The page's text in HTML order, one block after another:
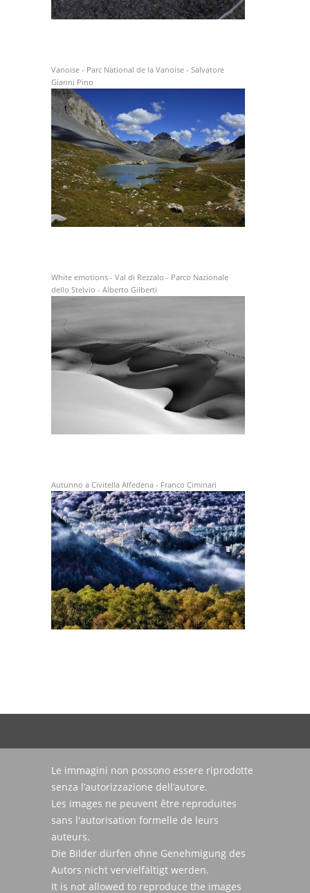
Vanoise - Parc National de la Vanoise - Salvatore
Gianni Pino
White emotions - Val di Rezzalo - Parco Nazionale
dello Stelvio - Alberto Gilberti
Autunno a Civitella Alfedena - Franco Ciminari
Le immagini non possono essere riprodotte
senza l’autorizzazione dell’autore.
Les images ne peuvent être reproduites
sans l'autorisation formelle de leurs
auteurs.
Die Bilder dürfen ohne Genehmigung des
Autors nicht vervielfältigt werden.
It is not allowed to reproduce the images